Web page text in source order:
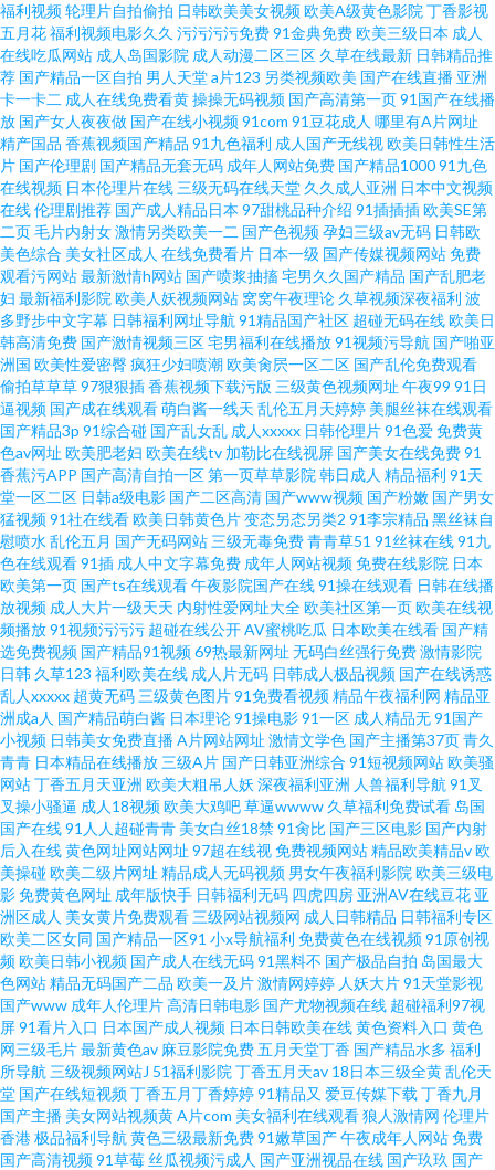
费人妻 免费成人三级网站 AV倫理巨乳性爱 91传媒性爱视频 东京热人人干 欧
美黄久久 国产网站观看在线91 超碰91免费在线 91免费观看网站入口 91大神
成人电影 欧美一久久 久久在线 91人人超碰欧美 91n在线观看日韩嗯 男女上
床视频免费看 91在线高清大香蕉 探花黑丝啪 福利姬网站在线观看 91Nav中
文字幕 欧美精品黄色 92精品福利 四虎东方成人社区影库 国产精品久久免费
看 91精品视频下载 五月天婷婷美眉综合 欧美国产亚洲色干 91在线免费播放
四虎色播 国产精品福利探花 91官方视频网站 欧美打炮 99久之久久中文字幕
先锋资源av色版 韩美一级黄色 成人91蜜臀 91v精品久 男人人天堂ab在线 91
人妻视频 91传媒拍的视频免费观看 日韩无码不卡
福利视频轮理片自拍偷拍 日韩欧美美女视频欧美A级黄色影院 丁香影视
五月花福利视频电影久久 污污污污免费91金典免费欧美三级日本 成人
在线吃瓜网站 成人岛国影院 成人动漫二区三区 久草在线最新 日韩精品推
荐 国产精品一区自拍 男人天堂a片123 另类视频欧美 国产在线直播 亚洲
卡一卡二 成人在线免费看黄操操无码视频 国产高清第一页91国产在线播
放 国产女人夜夜做 国产在线小视频91com 91豆花成人 哪里有A片网址
精产国品 香蕉视频国产精品 91九色福利 成人国产无线视欧美日韩性生活
片 国产伦理剧 国产精品无套无码 成年人网站免费 国产精品100091九色
在线视频 日本伦理片在线 三级无码在线天堂 久久成人亚洲 日本中文视频
在线伦理剧推荐 国产成人精品日本 97甜桃品种介绍 91插插插欧美SE第
二页毛片内射女激情另类欧美一二 国产色视频孕妇三级av无码 日韩欧
美色综合 美女社区成人 在线免费看片 日本一级 国产传媒视频网站免费
观看污网站最新激情h网站 国产喷浆抽搐宅男久久国产精品 国产乱肥老
妇 最新福利影院 欧美人妖视频网站 窝窝午夜理论 久草视频深夜福利 波
多野步中文字幕 日韩福利网址导航 91精品国产社区 超碰无码在线欧美日
韩高清免费 国产激情视频三区宅男福利在线播放91视频污导航 国产啪亚
洲国 欧美性爱密臀疯狂少妇喷潮欧美肏屄一区二区 国产乱伦免费观看
偷拍草草草97狠狠插香蕉视频下载污版 三级黄色视频网址 午夜99 91日
逼视频 国产成在线观看萌白酱一线天 乱伦五月天婷婷 美腿丝袜在线观看
国产精品3p 91综合碰 国产乱女乱 成人xxxxx 日韩伦理片91色爱免费黄
色av网址 欧美肥老妇 欧美在线tv 加勒比在线视屏 国产美女在线免费91
香蕉污APP 国产高清自拍一区第一页草草影院 韩日成人 精品福利 91天
堂一区二区 日韩a级电影 国产二区高清 国产www视频 国产粉嫩 国产男女
猛视频91社在线看欧美日韩黄色片变态另态另类2 91李宗精品 黑丝袜自
慰喷水 乱伦五月 国产无码网站 三级无毒免费青青草51 91丝袜在线91九
色在线观看91插 成人中文字幕免费 成年人网站视频免费在线影院 日本
欧美第一页 国产ts在线观看午夜影院国产在线91操在线观看 日韩在线播
放视频 成人大片一级天天 内射性爱网址大全欧美社区第一页欧美在线视
频播放91视频污污污 超碰在线公开AV蜜桃吃瓜 日本欧美在线看 国产精
选免费视频 国产精品91视频69热最新网址 无码白丝强行免费激情影院
日韩 久草123 福利欧美在线 成人片无码 日韩成人极品视频 国产在线诱惑
乱人xxxxx 超黄无码 三级黄色图片91免费看视频精品午夜福利网 精品亚
洲成a人 国产精品萌白酱 日本理论91操电影91一区 成人精品无91国产
小视频 日韩美女免费直播A片网站网址 激情文学色 国产主播第37页青久
青青 日本精品在线播放 三级A片 国产日韩亚洲综合 91短视频网站欧美骚
网站丁香五月天亚洲 欧美大粗吊人妖 深夜福利亚洲 人兽福利导航 91叉
叉操小骚逼 成人18视频欧美大鸡吧草逼wwww 久草福利免费试看 岛国
国产在线91人人超碰青青 美女白丝18禁 91肏比 国产三区电影 国产内射
后入在线黄色网址网站网址 97超在线视免费视频网站精品欧美精品v欧
美操碰欧美二级片网址 精品成人无码视频 男女午夜福利影院 欧美三级电
影免费黄色网址 成年版快手 日韩福利无码 四虎四房 亚洲AV在线豆花 亚
洲区成人 美女黄片免费观看 三级网站视频网 成人日韩精品 日韩福利专区
欧美二区女同 国产精品一区91 小x导航福利 免费黄色在线视频91原创视
频欧美日韩小视频 国产成人在线无码91黑料不 国产极品自拍 岛国最大
色网站精品无码国产二品 欧美一及片激情网婷婷 人妖大片91天堂影视
国产www 成年人伦理片高清日韩电影 国产尤物视频在线 超碰福利97视
屏91看片入口 日本国产成人视频 日本日韩欧美在线黄色资料入口 黄色
网三级毛片最新黄色av 麻豆影院免费五月天堂丁香 国产精品水多 福利
所导航 三级视频网站J 51福利影院 丁香五月天av 18日本三级全黄乱伦天
堂 国产在线短视频丁香五月丁香婷婷91精品又 爱豆传媒下载 丁香九月
国产主播 美女网站视频黄A片com 美女福利在线观看狼人激情网 伦理片
香港极品福利导航 黄色三级最新免费91嫩草国产午夜成年人网站免费
国产高清视频91草莓丝瓜视频污成人 国产亚洲视品在线 国产玖玖 国产